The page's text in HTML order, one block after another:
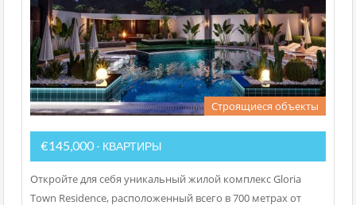
Строящиеся объекты
€145,000 - КВАРТИРЫ
Откройте для себя уникальный жилой комплекс Gloria
Town Residence, расположенный всего в 700 метрах от